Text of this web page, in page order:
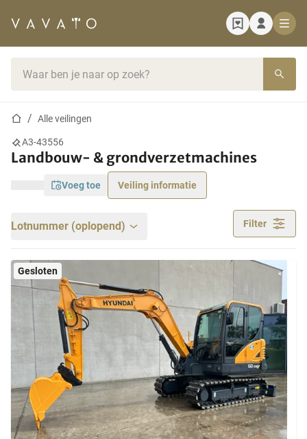
StartpaginaAlle veilingen
A3-43556
Landbouw- & grondverzetmachines
voeg toe Veiling informatie
Lotnummer (oplopend) Filter
Gesloten